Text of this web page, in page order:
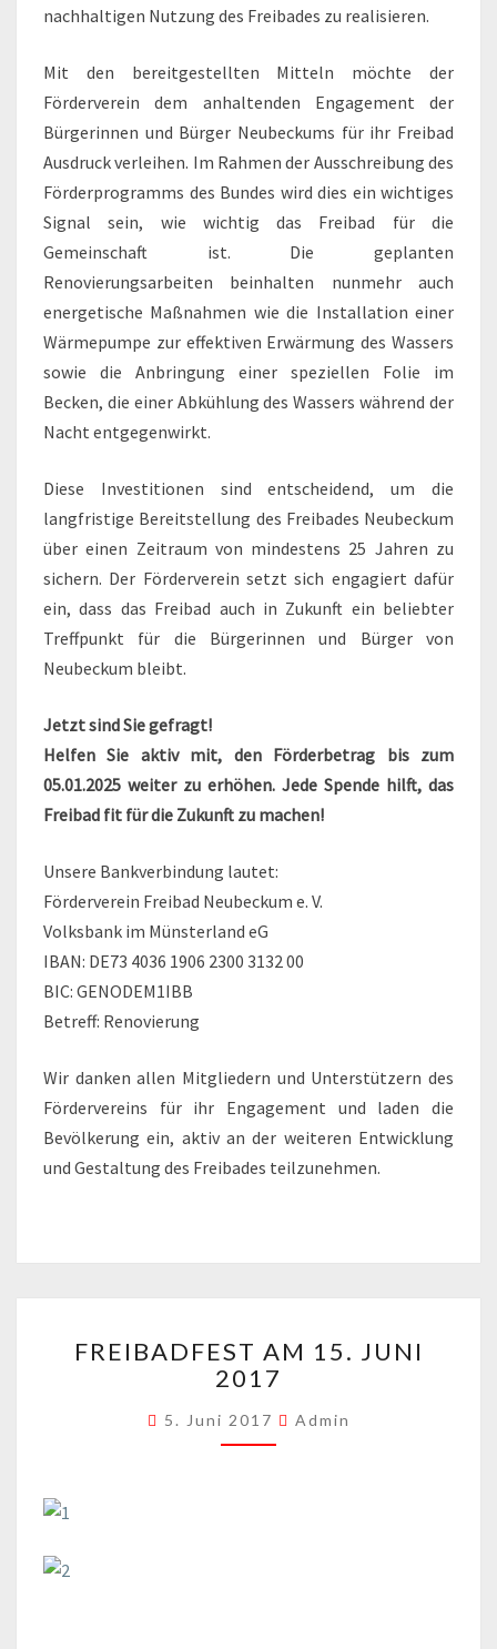
nachhaltigen Nutzung des Freibades zu realisieren.
Mit den bereitgestellten Mitteln möchte der
Förderverein dem anhaltenden Engagement der
Bürgerinnen und Bürger Neubeckums für ihr Freibad
Ausdruck verleihen. Im Rahmen der Ausschreibung des
Förderprogramms des Bundes wird dies ein wichtiges
Signal sein, wie wichtig das Freibad für die
Gemeinschaft ist. Die geplanten
Renovierungsarbeiten beinhalten nunmehr auch
energetische Maßnahmen wie die Installation einer
Wärmepumpe zur effektiven Erwärmung des Wassers
sowie die Anbringung einer speziellen Folie im
Becken, die einer Abkühlung des Wassers während der
Nacht entgegenwirkt.
Diese Investitionen sind entscheidend, um die
langfristige Bereitstellung des Freibades Neubeckum
über einen Zeitraum von mindestens 25 Jahren zu
sichern. Der Förderverein setzt sich engagiert dafür
ein, dass das Freibad auch in Zukunft ein beliebter
Treffpunkt für die Bürgerinnen und Bürger von
Neubeckum bleibt.
Jetzt sind Sie gefragt!
Helfen Sie aktiv mit, den Förderbetrag bis zum
05.01.2025 weiter zu erhöhen. Jede Spende hilft, das
Freibad fit für die Zukunft zu machen!
Unsere Bankverbindung lautet:
Förderverein Freibad Neubeckum e. V.
Volksbank im Münsterland eG
IBAN: DE73 4036 1906 2300 3132 00
BIC: GENODEM1IBB
Betreff: Renovierung
Wir danken allen Mitgliedern und Unterstützern des
Fördervereins für ihr Engagement und laden die
Bevölkerung ein, aktiv an der weiteren Entwicklung
und Gestaltung des Freibades teilzunehmen.
AM
15.
2017
FREIBADFEST AM 15. JUNI
2017
5. Juni 2017 Admin